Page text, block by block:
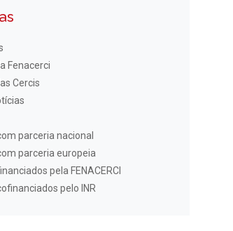
Fenacerci
Cercis
parceria nacional
parceria europeia
pela FENACERCI
pelo INR